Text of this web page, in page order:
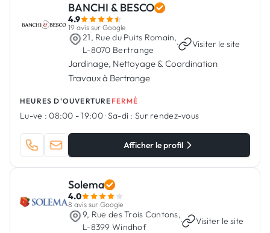
BANCHI & BESCO
4.9
19 avis sur Google
21, Rue du Puits Romain,
L-8070 Bertrange
· Visiter le site
Jardinage, Nettoyage & Coordination
Travaux à Bertrange
HEURES D'OUVERTURE FERMÉ
Lu-ve : 08:00 - 19:00·Sa-di : Sur rendez-vous
Afficher le profil
Solema
4.0
8 avis sur Google
9, Rue des Trois Cantons,
L-8399 Windhof
· Visiter le site